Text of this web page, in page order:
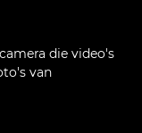
die video's
van